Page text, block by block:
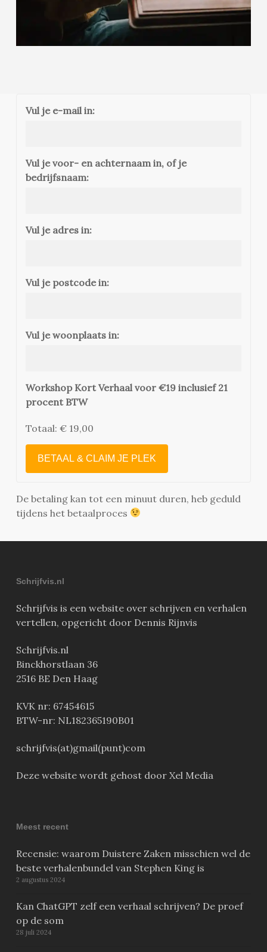
Vul je e-mail in:
Vul je voor- en achternaam in, of je
bedrijfsnaam:
Vul je adres in:
Vul je postcode in:
Vul je woonplaats in:
Workshop Kort Verhaal voor €19 inclusief 21
procent BTW
Totaal: € 19,00
BETAAL & CLAIM JE PLEK
De betaling kan tot een minuut duren, heb geduld
tijdens het betaalproces
Schrijfvis.nl
Schrijfvis is een website over schrijven en verhalen
vertellen, opgericht door Dennis Rijnvis
Schrijfvis.nl
Binckhorstlaan 36
2516 BE Den Haag
KVK nr: 67454615
BTW-nr: NL182365190B01
schrijfvis(at)gmail(punt)com
Deze website wordt gehost door Xel Media
Meest recent
Recensie: waarom Duistere Zaken misschien wel de
beste verhalenbundel van Stephen King is
2 augustus 2024
Kan ChatGPT zelf een verhaal schrijven? De proef
op de som
28 juli 2024